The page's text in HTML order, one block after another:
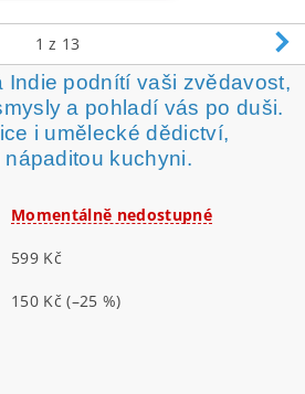
1 z 13
Indie podnítí vaši zvědavost,
a pohladí vás po duši.
i umělecké dědictví,
kuchyni.
Momentálně nedostupné
599 Kč
150 Kč(–25 %)